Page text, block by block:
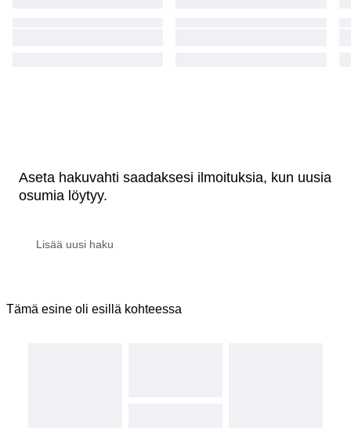
Aseta hakuvahti saadaksesi ilmoituksia, kun uusia
osumia löytyy.
Tämä esine oli esillä kohteessa